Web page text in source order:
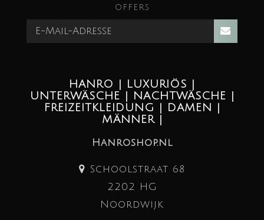
offers
HANRO | LUXURIÖS |
UNTERWÄSCHE | NACHTWÄSCHE |
FREIZEITKLEIDUNG | DAMEN |
MÄNNER |
Hanroshop.nl
Schoolstraat 68
2202 HG
Noordwijk